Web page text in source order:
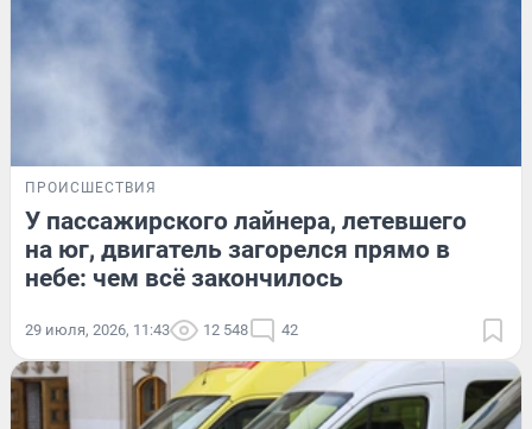
ПРОИСШЕСТВИЯ
У пассажирского лайнера, летевшего
на юг, двигатель загорелся прямо в
небе: чем всё закончилось
29 июля, 2026, 11:43 12 548 42